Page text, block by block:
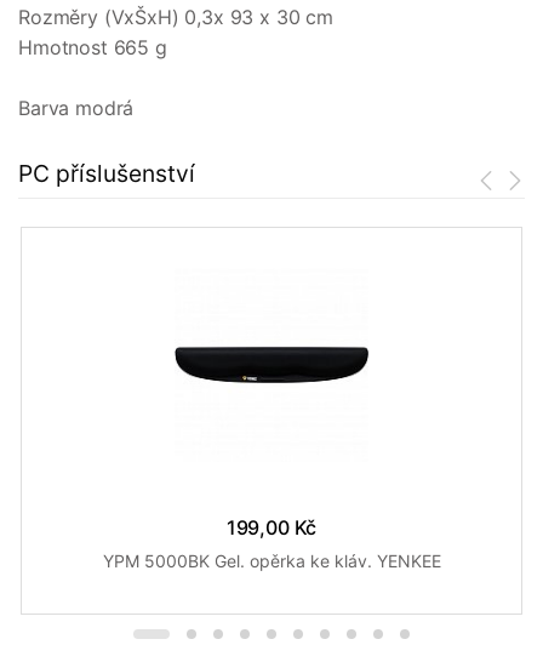
Rozměry (VxŠxH) 0,3x 93 x 30 cm
Hmotnost 665 g
Barva modrá
PC příslušenství
199,00 Kč
YPM 5000BK Gel. opěrka ke kláv. YENKEE